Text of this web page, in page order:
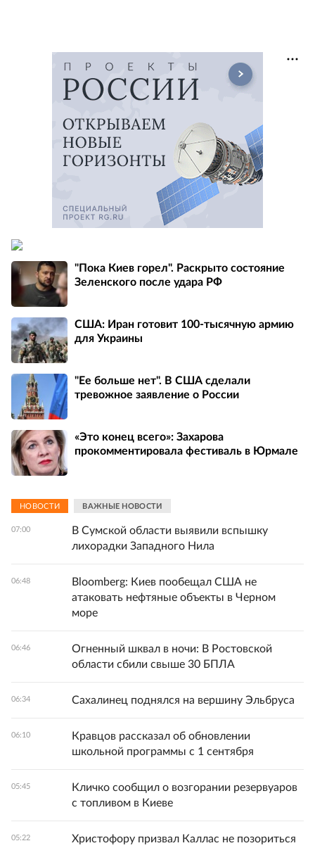
"Пока Киев горел". Раскрыто состояние
Зеленского после удара РФ
США: Иран готовит 100-тысячную армию
для Украины
"Ее больше нет". В США сделали
тревожное заявление о России
«Это конец всего»: Захарова
прокомментировала фестиваль в Юрмале
НОВОСТИ ВАЖНЫЕ НОВОСТИ
07:00
В Сумской области выявили вспышку
лихорадки Западного Нила
06:48
Bloomberg: Киев пообещал США не
атаковать нефтяные объекты в Черном
море
06:46
Огненный шквал в ночи: В Ростовской
области сбили свыше 30 БПЛА
06:34 Сахалинец поднялся на вершину Эльбруса
06:10
Кравцов рассказал об обновлении
школьной программы с 1 сентября
05:45
Кличко сообщил о возгорании резервуаров
с топливом в Киеве
05:22
Христофору призвал Каллас не позориться